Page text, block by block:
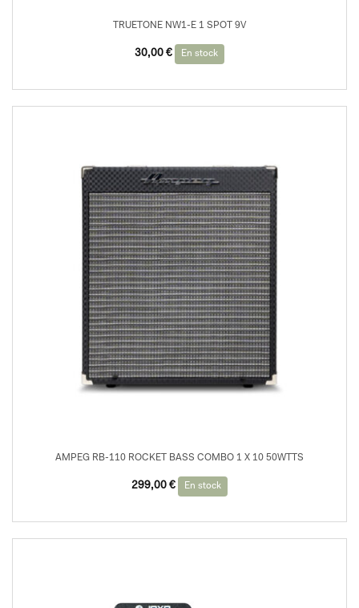
TRUETONE NW1-E 1 SPOT 9V
30,00 € En stock
AMPEG RB-110 ROCKET BASS COMBO 1 X 10 50WTTS
299,00 € En stock